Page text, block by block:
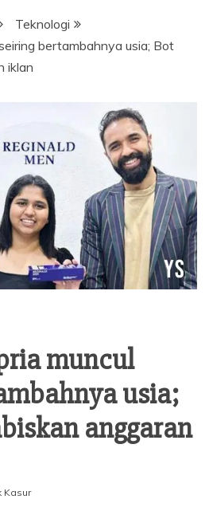
Teknologi
bertambahnya usia; Bot
iklan
muncul
usia;
anggaran
Kasur